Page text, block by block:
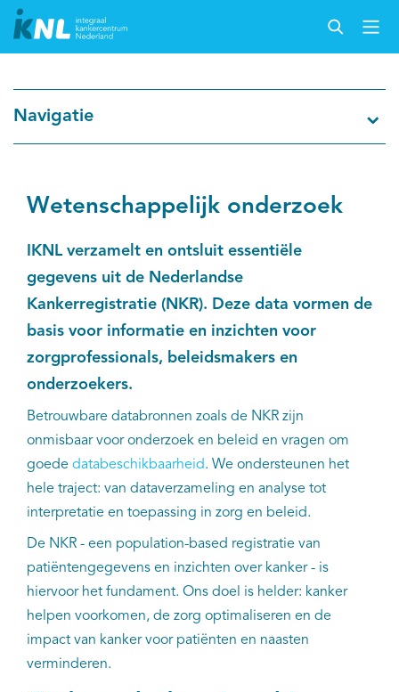
Navigatie
Wetenschappelijk onderzoek
IKNL verzamelt en ontsluit essentiële
gegevens uit de Nederlandse
Kankerregistratie (NKR). Deze data vormen de
basis voor informatie en inzichten voor
zorgprofessionals, beleidsmakers en
onderzoekers.
Betrouwbare databronnen zoals de NKR zijn
onmisbaar voor onderzoek en beleid en vragen om
goede databeschikbaarheid. We ondersteunen het
hele traject: van dataverzameling en analyse tot
interpretatie en toepassing in zorg en beleid.
De NKR - een population-based registratie van
patiëntengegevens en inzichten over kanker - is
hiervoor het fundament. Ons doel is helder: kanker
helpen voorkomen, de zorg optimaliseren en de
impact van kanker voor patiënten en naasten
verminderen.